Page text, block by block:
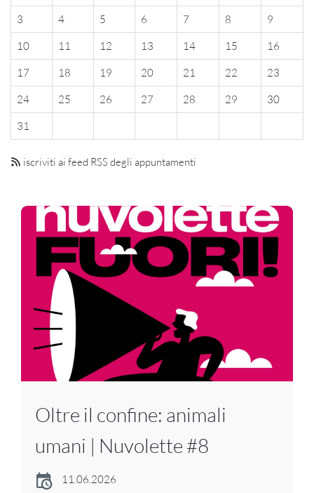
3
4 5 6 7 8
9
10
11 12 13 14 15
16
17
18 19 20 21 22
23
24
25 26 27 28 29
30
31
iscriviti ai feed RSS degli appuntamenti
Oltre il confine: animali
umani | Nuvolette #8
11.06.2026